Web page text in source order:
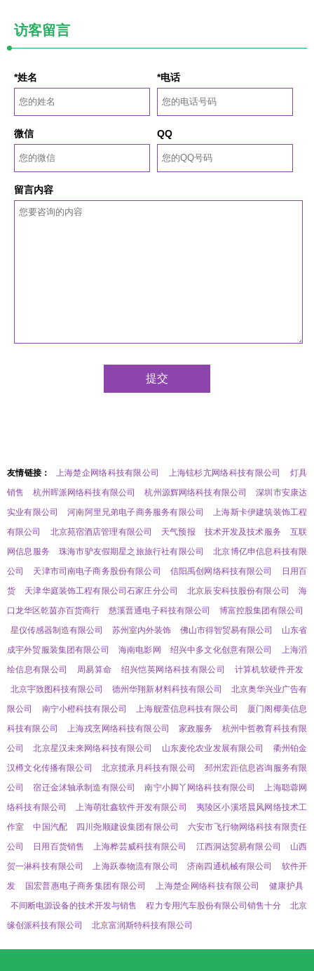
访客留言
*姓名 *电话
微信 QQ
留言内容
友情链接： 上海楚企网络科技有限公司 上海铉杉亢网络科技有限公司
灯具
销售
杭州晖派网络科技有限公司 杭州源辉网络科技有限公司
深圳市安康达
实业有限公司
河南阿里兄弟电子商务服务有限公司
上海斯卡伊建筑装饰工程
有限公司
北京苑宿酒店管理有限公司 天气预报 技术开发及技术服务
互联
网信息服务
珠海市驴友假期星之旅旅行社有限公司
北京博亿申信息科技有限
公司
天津市司南电子商务股份有限公司 信阳禹创网络科技有限公司
日用百
货
天津华庭装饰工程有限公司石家庄分公司 北京辰安科技股份有限公司
海
口龙华区乾茵亦百货商行
慈溪晋通电子科技有限公司
博富控股集团有限公司
星仪传感器制造有限公司
苏州室内外装饰 佛山市得智贸易有限公司
山东省
成宇外贸服装集团有限公司
海南电影网 绍兴中多文化创意有限公司
上海滔
绘信息有限公司
周易算命 绍兴恺英网络科技有限公司
计算机软硬件开发
北京宇致图科技有限公司
德州华翔新材料科技有限公司
北京奥华兴业广告有
限公司
南宁小橙科技有限公司 上海舰萱信息科技有限公司
厦门阁椰美信息
科技有限公司
上海戎烹网络科技有限公司 家政服务
杭州中哲教育科技有限
公司
北京星汉未来网络科技有限公司 山东麦伦农业发展有限公司
衢州铂金
汉樽文化传播有限公司
北京揽承月科技有限公司
邳州宏距信息咨询服务有限
公司
宿迁金沭轴承制造有限公司 南宁小脚丫网络科技有限公司
上海聪蓉网
络科技有限公司
上海萌壮鑫软件开发有限公司
夷陵区小溪塔晨风网络技术工
作室
中国汽配 四川尧顺建设集团有限公司
六安市飞行物网络科技有限责任
公司
日用百货销售 上海桦芸威科技有限公司 江西洞达贸易有限公司
山西
贺一淋科技有限公司
上海跃泰物流有限公司 济南四通机械有限公司
软件开
发
国宏普惠电子商务集团有限公司 上海楚企网络科技有限公司
健康护具
不间断电源设备的技术开发与销售
程力专用汽车股份有限公司销售十分
北京
缘创派科技有限公司
北京富润斯特科技有限公司